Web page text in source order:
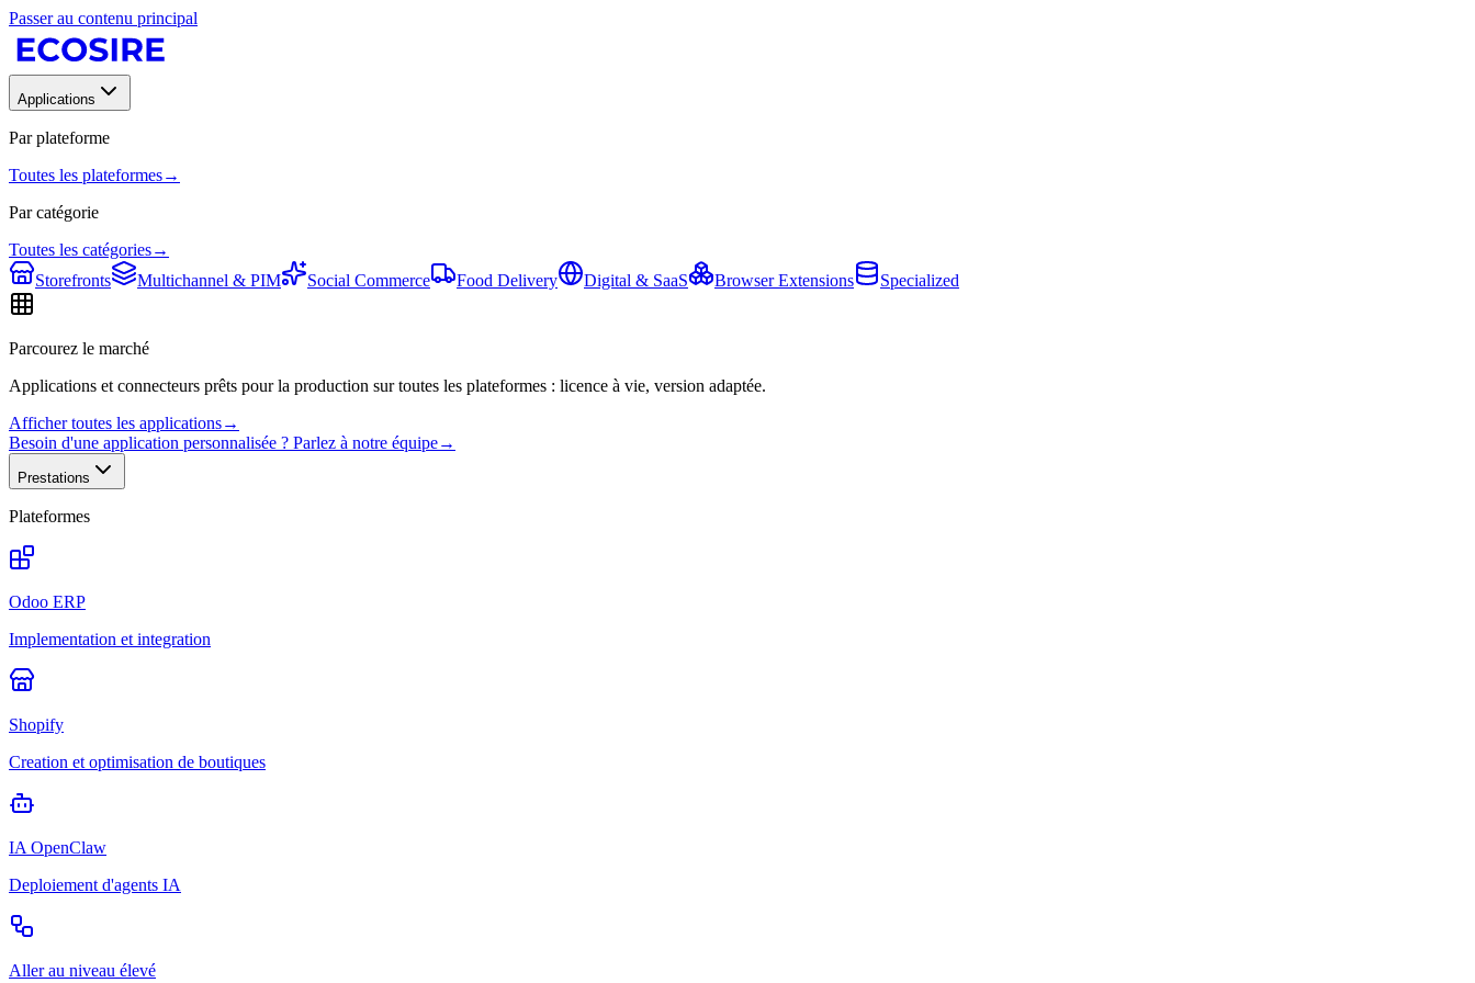
Passer au contenu principal
Applications
Par plateforme
Toutes les plateformes→
Par catégorie
Toutes les catégories→
Storefronts
Multichannel & PIM Social Commerce Food Delivery Digital & SaaS Browser Extensions Specialized
Parcourez le marché
Applications et connecteurs prêts pour la production sur toutes les plateformes : licence à vie, version adaptée.
Afficher toutes les applications→
Besoin d'une application personnalisée ? Parlez à notre équipe→
Prestations
Plateformes
Odoo ERP
Implementation et integration
Shopify
Creation et optimisation de boutiques
IA OpenClaw
Deploiement d'agents IA
Aller au niveau élevé